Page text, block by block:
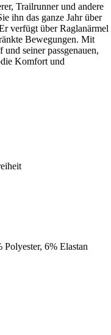
Trailrunner und andere
ihn das ganze Jahr über
verfügt über Raglanärmel
Bewegungen. Mit
seiner passgenauen,
Komfort und
6% Elastan